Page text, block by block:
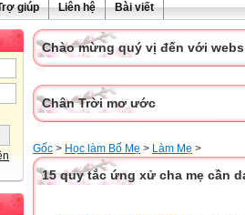
giúp Liên hệ Bài viết
Chào mừng quý vị đến với
Chân Trời mơ ước
Gốc > Học làm Bố Mẹ > Làm Mẹ >
15 quy tắc ứng xử cha mẹ cần